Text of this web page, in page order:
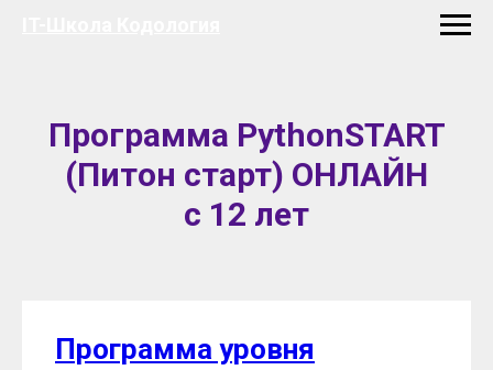
Программа PythonSTART
(Питон старт) ОНЛАЙН
с 12 лет
Программа уровня